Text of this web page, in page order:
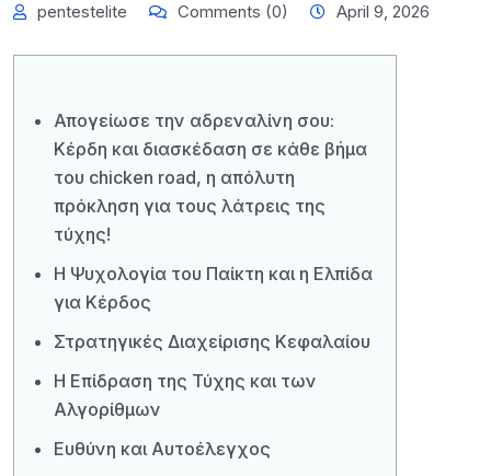
pentestelite Comments (0) April 9, 2026
Απογείωσε την αδρεναλίνη σου:
Κέρδη και διασκέδαση σε κάθε βήμα
του chicken road, η απόλυτη
πρόκληση για τους λάτρεις της
τύχης!
Η Ψυχολογία του Παίκτη και η Ελπίδα
για Κέρδος
Στρατηγικές Διαχείρισης Κεφαλαίου
Η Επίδραση της Τύχης και των
Αλγορίθμων
Ευθύνη και Αυτοέλεγχος